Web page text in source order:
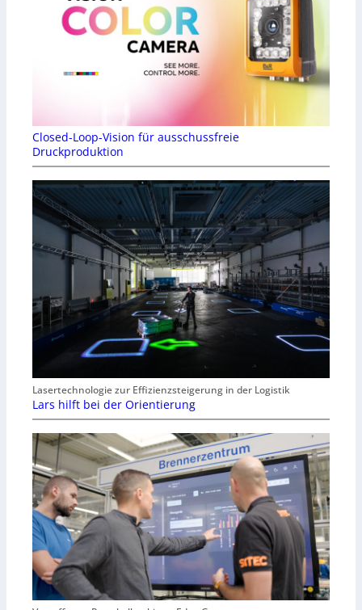
Closed-Loop-Vision für ausschussfreie
Druckproduktion
Lasertechnologie zur Effizienzsteigerung in der Logistik
Lars hilft bei der Orientierung